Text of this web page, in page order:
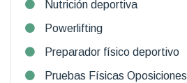
Nutrición deportiva
Powerlifting
Preparador físico deportivo
Pruebas Físicas Oposiciones